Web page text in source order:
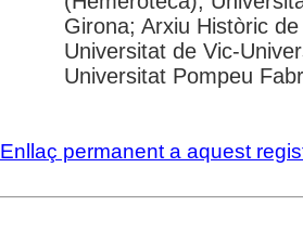
Girona; Arxiu Històric
Universitat de Vic-
Universitat Pompeu
Enllaç permanent a aquest